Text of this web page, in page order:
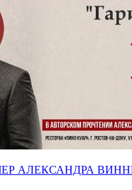
АЛЕКСАНДРА